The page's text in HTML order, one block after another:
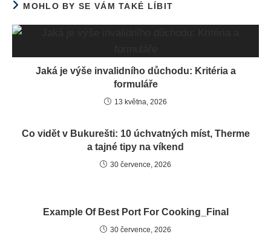
MOHLO BY SE VÁM TAKÉ LÍBIT
Jaká je výše invalidního důchodu: Kritéria a
formuláře
13 května, 2026
Co vidět v Bukurešti: 10 úchvatných míst, Therme
a tajné tipy na víkend
30 července, 2026
Example Of Best Port For Cooking_Final
30 července, 2026